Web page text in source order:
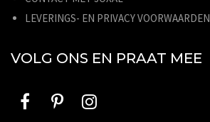
LEVERINGS- EN PRIVACY VOORWAARDEN
VOLG ONS EN PRAAT MEE